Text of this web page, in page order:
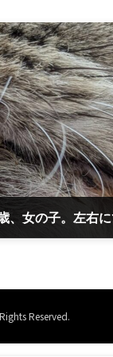
Reserved.